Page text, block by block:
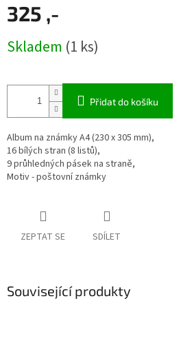
325 ,-
cena:
Skladem (1 ks)
Přidat do košíku
Album na známky A4 (230 x 305 mm),
16 bílých stran (8 listů),
9 průhledných pásek na straně,
Motiv - poštovní známky
ZEPTAT SE SDÍLET
Související produkty